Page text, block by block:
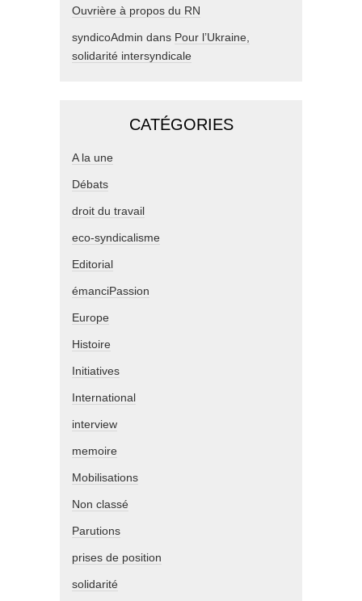
Ouvrière à propos du RN
syndicoAdmin dans Pour l’Ukraine,
solidarité intersyndicale
CATÉGORIES
A la une
Débats
droit du travail
eco-syndicalisme
Editorial
émanciPassion
Europe
Histoire
Initiatives
International
interview
memoire
Mobilisations
Non classé
Parutions
prises de position
solidarité